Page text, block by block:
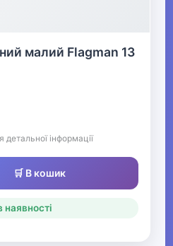
малий Flagman 13
детальної інформації
🛒 В кошик
наявності